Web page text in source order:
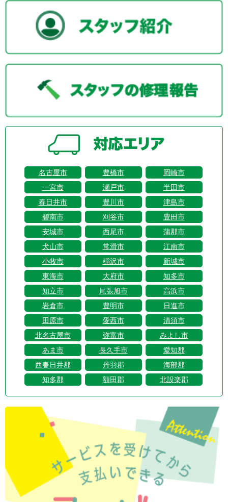
名古屋市 豊橋市
岡崎市
一宮市
瀬戸市
半田市
春日井市
豊川市
津島市
碧南市
刈谷市
豊田市
安城市
西尾市
蒲郡市
犬山市
常滑市
江南市
小牧市
稲沢市
新城市
東海市
大府市
知多市
知立市
尾張旭市
高浜市
岩倉市
豊明市
日進市
田原市
愛西市
清須市
北名古屋市
弥富市
みよし市
あま市
長久手市
愛知郡
西春日井郡
丹羽郡
海部郡
知多郡
額田郡 北設楽郡